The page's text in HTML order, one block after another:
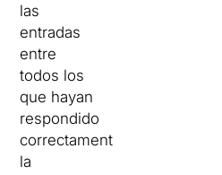
las
entradas
entre
todos los
que hayan
respondido
correctamente
la